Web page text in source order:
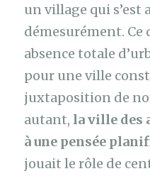
un village qui s’est
démesurément.
absence totale
pour une ville
juxtaposition de
autant, la ville des
à une pensée
jouait le rôle de